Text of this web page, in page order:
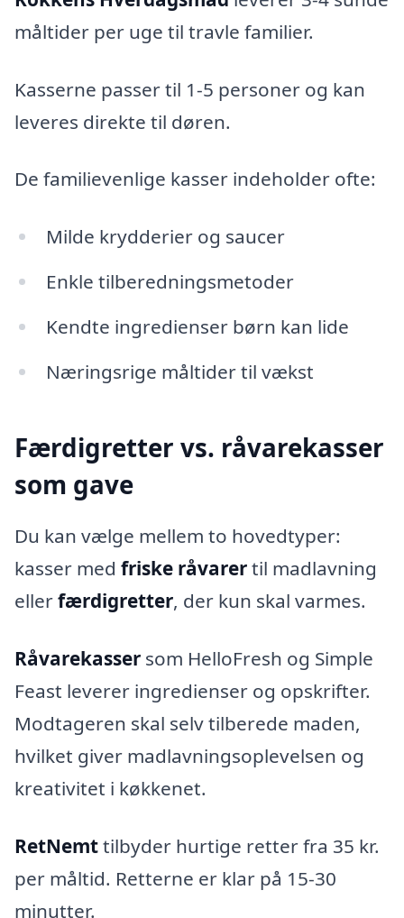
måltider per uge til travle familier.
Kasserne passer til 1-5 personer og kan
leveres direkte til døren.
De familievenlige kasser indeholder ofte:
Milde krydderier og saucer
Enkle tilberedningsmetoder
Kendte ingredienser børn kan lide
Næringsrige måltider til vækst
Færdigretter vs. råvarekasser
som gave
Du kan vælge mellem to hovedtyper:
kasser med friske råvarertil madlavning
ellerfærdigretter, der kun skal varmes.
Råvarekasser som HelloFresh og Simple
Feast leverer ingredienser og opskrifter.
Modtageren skal selv tilberede maden,
hvilket giver madlavningsoplevelsen og
kreativitet i køkkenet.
RetNemttilbyder hurtige retter fra 35 kr.
per måltid. Retterne er klar på 15-30
minutter.